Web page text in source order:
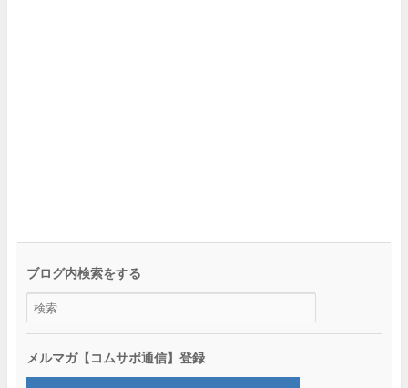
ブログ内検索をする
メルマガ【コムサポ通信】登録